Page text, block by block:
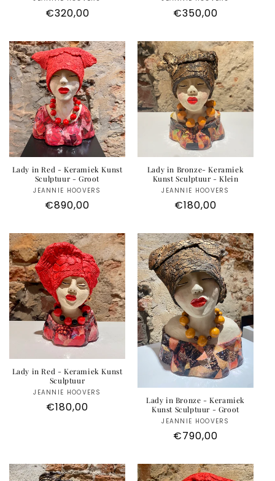
Normaler
€320,00
Normaler
€350,00
Lady in Red - Keramiek Kunst
Sculptuur - Groot
Anbieter:
JEANNIE HOOVERS
Normaler
€890,00
Lady in Bronze- Keramiek
Kunst Sculptuur - Klein
Anbieter:
JEANNIE HOOVERS
Normaler
€180,00
Lady in Red - Keramiek Kunst
Sculptuur
Anbieter:
JEANNIE HOOVERS
Normaler
€180,00
Lady in Bronze - Keramiek
Kunst Sculptuur - Groot
Anbieter:
JEANNIE HOOVERS
Normaler
€790,00